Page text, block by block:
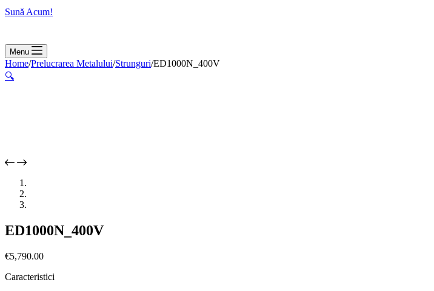
Sună Acum!
Menu
Home/Prelucrarea Metalului/Strunguri/ED1000N_400V
🔍
ED1000N_400V
€5,790.00
Caracteristici